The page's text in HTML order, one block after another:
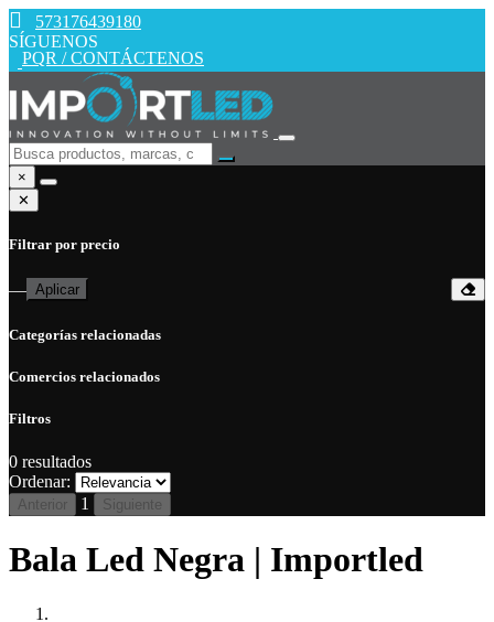
573176439180
SÍGUENOS
PQR / CONTÁCTENOS
×
✕
Filtrar por precio
— Aplicar
Categorías relacionadas
Comercios relacionados
Filtros
0 resultados
Ordenar:
Anterior 1 Siguiente
Bala Led Negra | Importled